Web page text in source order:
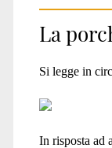
La
Si legge in
In risposta ad